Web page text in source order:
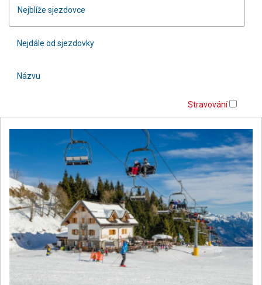
Nejblíže sjezdovce
Nejdále od sjezdovky
Názvu
Stravování